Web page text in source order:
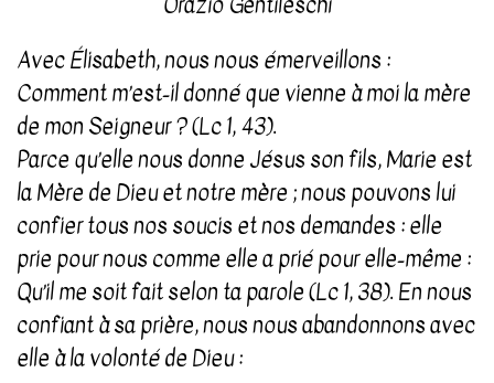
Avec Élisabeth, nous nous émerveillons :
Comment m’est-il donné que vienne à moi la mère
de mon Seigneur ? (Lc 1, 43).
Parce qu’elle nous donne Jésus son fils, Marie est
la Mère de Dieu et notre mère ; nous pouvons lui
confier tous nos soucis et nos demandes : elle
prie pour nous comme elle a prié pour elle-même :
Qu’il me soit fait selon ta parole (Lc 1, 38). En nous
confiant à sa prière, nous nous abandonnons avec
elle à la volonté de Dieu :